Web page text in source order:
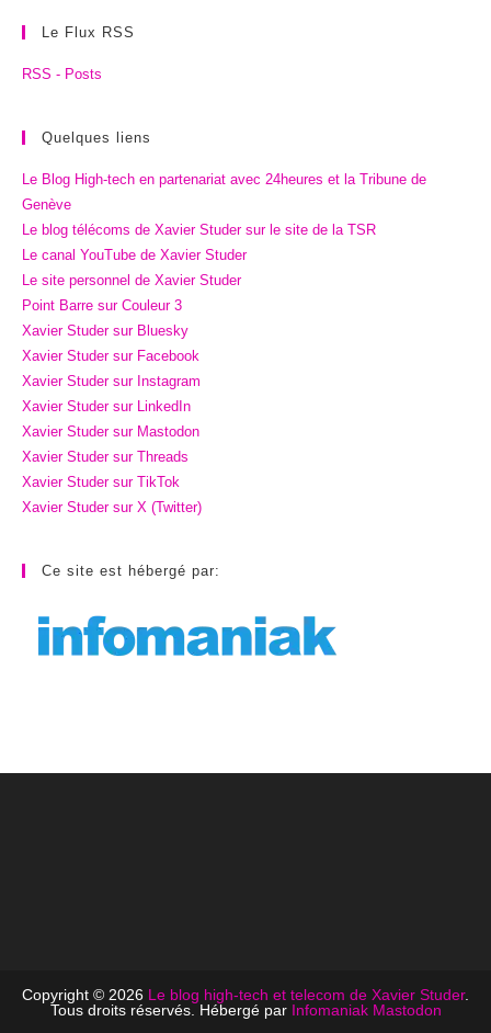
Le Flux RSS
RSS - Posts
Quelques liens
Le Blog High-tech en partenariat avec 24heures et la Tribune de
Genève
Le blog télécoms de Xavier Studer sur le site de la TSR
Le canal YouTube de Xavier Studer
Le site personnel de Xavier Studer
Point Barre sur Couleur 3
Xavier Studer sur Bluesky
Xavier Studer sur Facebook
Xavier Studer sur Instagram
Xavier Studer sur LinkedIn
Xavier Studer sur Mastodon
Xavier Studer sur Threads
Xavier Studer sur TikTok
Xavier Studer sur X (Twitter)
Ce site est hébergé par:
Copyright © 2026 Le blog high-tech et telecom de Xavier Studer.
Tous droits réservés. Hébergé par Infomaniak Mastodon